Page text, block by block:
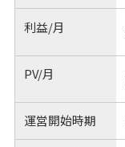
利益/月
PV/月
運営開始時期